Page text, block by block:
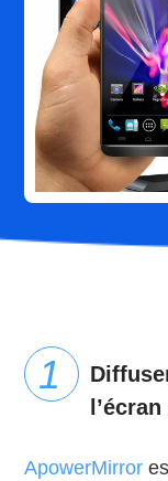
ApowerMirror